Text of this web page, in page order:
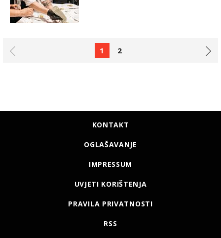
1 2
KONTAKT
OGLAŠAVANJE
IMPRESSUM
UVJETI KORIŠTENJA
PRAVILA PRIVATNOSTI
RSS